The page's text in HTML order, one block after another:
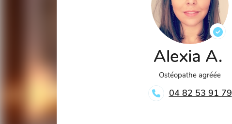
Alexia A.
Ostéopathe agréée
04 82 53 91 79